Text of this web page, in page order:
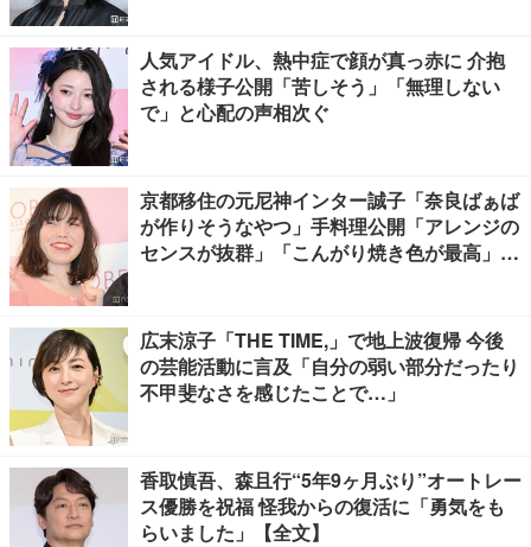
人気アイドル、熱中症で顔が真っ赤に 介抱
される様子公開「苦しそう」「無理しない
で」と心配の声相次ぐ
京都移住の元尼神インター誠子「奈良ばぁば
が作りそうなやつ」手料理公開「アレンジの
センスが抜群」「こんがり焼き色が最高」と
広末涼子「THE TIME,」で地上波復帰 今後
の芸能活動に言及「自分の弱い部分だったり
不甲斐なさを感じたことで…」
香取慎吾、森且行“5年9ヶ月ぶり”オートレー
ス優勝を祝福 怪我からの復活に「勇気をも
らいました」【全文】